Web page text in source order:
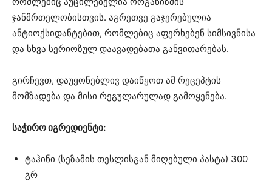
ჯანმრთელობისთვის. აგრეთვე გაჯერებულია
ანტიოქსიდანტებით, რომლებიც აფერხებენ სიმსივნისა
და სხვა სერიოზულ დაავადებათა განვითარებას.
გირჩევთ, დაუყონებლივ დაიწყოთ ამ რეცეპტის
მომზადება და მისი რეგულარულად გამოყენება.
საჭირო იგრედიენტი:
ტაჰინი (სეზამის თესლისგან მიღებული პასტა) 300
გრ